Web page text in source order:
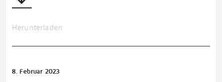
Herunterladen
8. Februar 2023